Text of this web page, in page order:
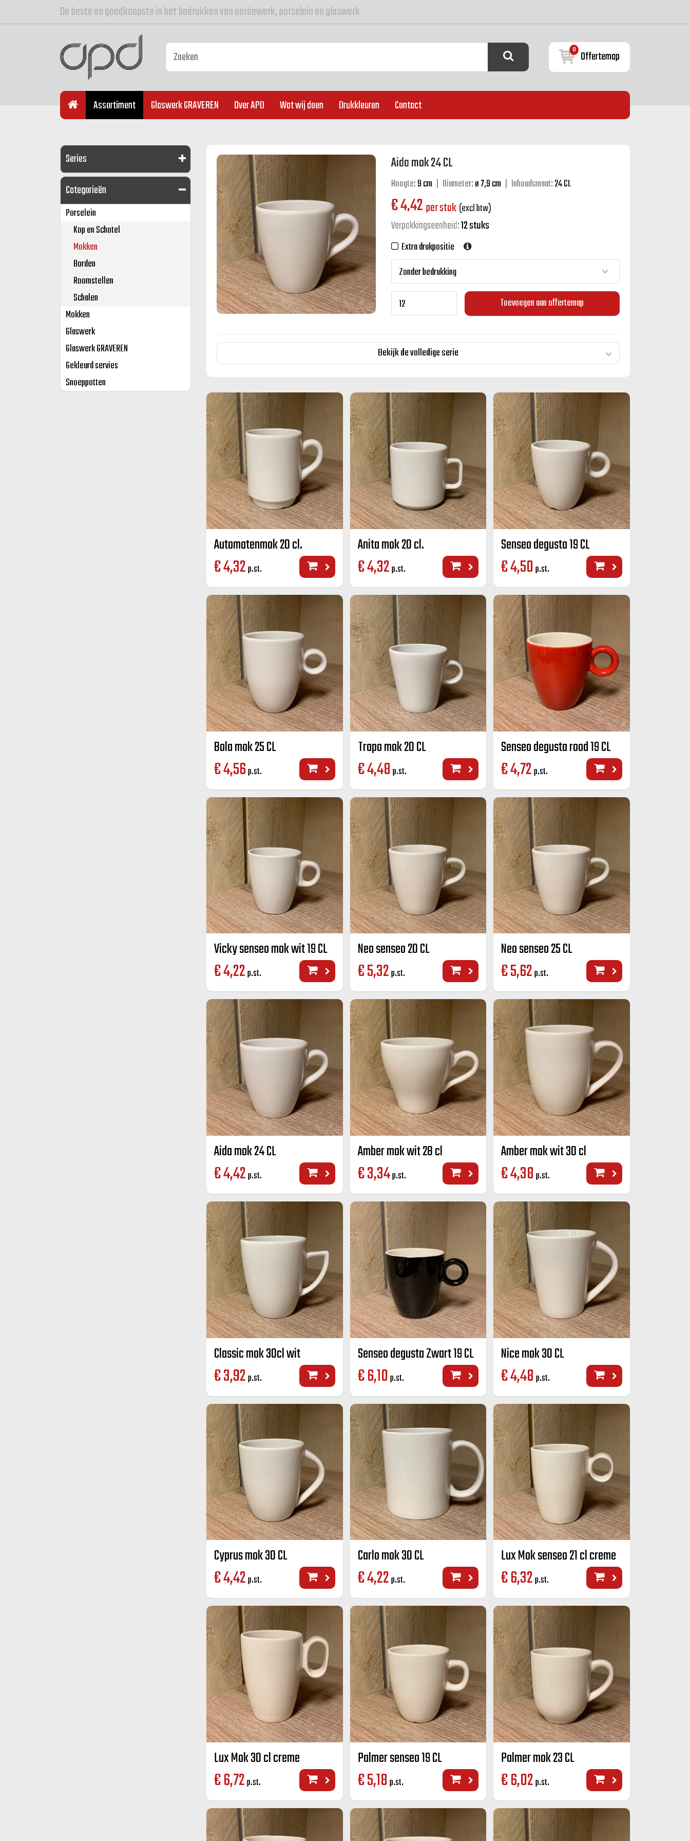
De beste en goedkoopste in het bedrukken van aardewerk, porselein en glaswerk
0 Offertemap
Assortiment Glaswerk GRAVEREN Over APD Wat wij doen Drukkleuren Contact
Series
Categorieën
Porselein
Kop en Schotel
Mokken
Borden
Roomstellen
Schalen
Mokken
Glaswerk
Glaswerk GRAVEREN
Gekleurd servies
Snoeppotten
Aida mok 24 CL
Hoogte:9 cm | Diameter:ø 7,9 cm | Inhoudsmaat:24 CL
€4,42 per stuk (excl btw)
Verpakkingseenheid:12 stuks
Extra drukpositie
Toevoegen aan offertemap
Bekijk de volledige serie
Automatenmok 20 cl.
€4,32p.st.
Anita mok 20 cl.
€4,32p.st.
Senseo degusta 19 CL
€4,50p.st.
Bola mok 25 CL
€4,56p.st.
Trapo mok 20 CL
€4,48p.st.
Senseo degusta rood 19 CL
€4,72p.st.
Vicky senseo mok wit 19 CL
€4,22p.st.
Neo senseo 20 CL
€5,32p.st.
Neo senseo 25 CL
€5,62p.st.
Aida mok 24 CL
€4,42p.st.
Amber mok wit 28 cl
€3,34p.st.
Amber mok wit 30 cl
€4,38p.st.
Classic mok 30cl wit
€3,92p.st.
Senseo degusta Zwart 19 CL
€6,10p.st.
Nice mok 30 CL
€4,48p.st.
Cyprus mok 30 CL
€4,42p.st.
Carlo mok 30 CL
€4,22p.st.
Lux Mok senseo 21 cl creme
€6,32p.st.
Lux Mok 30 cl creme
€6,72p.st.
Palmer senseo 19 CL
€5,18p.st.
Palmer mok 23 CL
€6,02p.st.